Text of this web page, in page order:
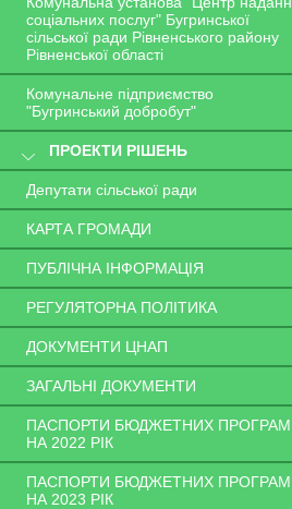
соціальних послуг" Бугринської
сільської ради Рівненського району
Рівненської області
Комунальне підприємство
"Бугринський добробут"
ПРОЕКТИ РІШЕНЬ
Депутати сільської ради
КАРТА ГРОМАДИ
ПУБЛІЧНА ІНФОРМАЦІЯ
РЕГУЛЯТОРНА ПОЛІТИКА
ДОКУМЕНТИ ЦНАП
ЗАГАЛЬНІ ДОКУМЕНТИ
ПАСПОРТИ БЮДЖЕТНИХ ПРОГРАМ
НА 2022 РІК
ПАСПОРТИ БЮДЖЕТНИХ ПРОГРАМ
НА 2023 РІК